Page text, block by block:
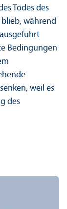
Todes des
während
Bedingungen
weil es
des